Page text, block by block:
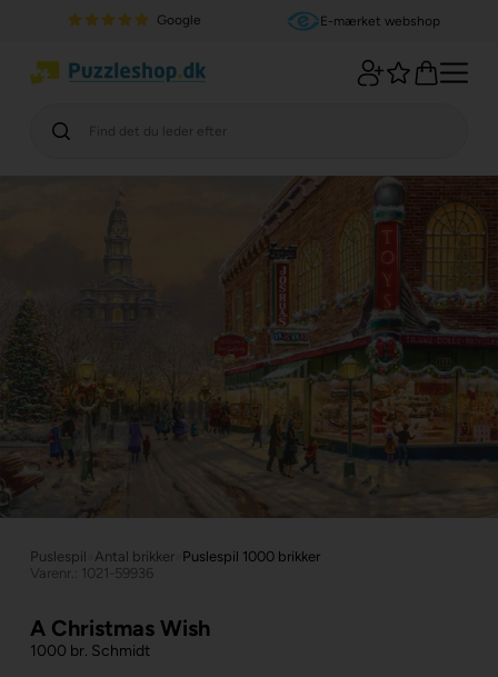
Google E-mærket webshop
Puslespil Antal brikker Puslespil 1000 brikker
Varenr.: 1021-59936
A Christmas Wish
1000 br. Schmidt